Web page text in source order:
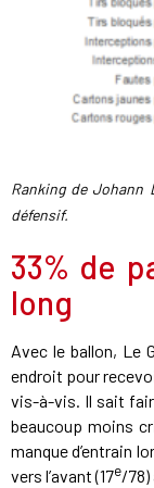
Ranking de Johann
défensif.
33% de
long
Avec le ballon, Le
endroit pour
vis-à-vis. Il sait
beaucoup moins
manque d’entrain
vers l’avant (17e/